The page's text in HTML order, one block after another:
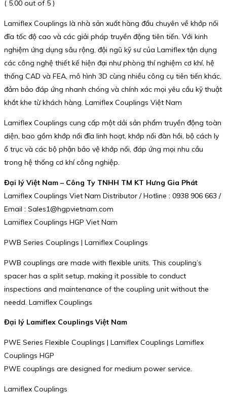
( 5.00 out of 5 )
Lamiflex Couplings là nhà sản xuất hàng đầu chuyên về khớp nối
đĩa tốc độ cao và các giải pháp truyền động tiên tiến. Với kinh
nghiệm ứng dụng sâu rộng, đội ngũ kỹ sư của Lamiflex tận dụng
các công nghệ thiết kế hiện đại như phòng thí nghiệm cơ khí, hệ
thống CAD và FEA, mô hình 3D cùng nhiều công cụ tiên tiến khác,
đảm bảo đáp ứng nhanh chóng và chính xác mọi yêu cầu kỹ thuật
khắt khe từ khách hàng. Lamiflex Couplings Việt Nam
Lamiflex Couplings cung cấp một dải sản phẩm truyền động toàn
diện, bao gồm khớp nối đĩa linh hoạt, khớp nối đàn hồi, bộ cách ly
ổ trục và các bộ phận bảo vệ khớp nối, đáp ứng mọi nhu cầu
trong hệ thống cơ khí công nghiệp.
Đại lý Việt Nam – Công Ty TNHH TM KT Hưng Gia Phát
Lamiflex Couplings Viet Nam Distributor / Hotline : 0938 906 663 /
Email : Sales1@hgpvietnam.com
Lamiflex Couplings HGP Viet Nam
PWB Series Couplings | Lamiflex Couplings
PWB couplings are made with flexible units. This coupling’s
spacer has a split setup, making it possible to conduct
inspections and maintenance of the coupling unit without the
needd. Lamiflex Couplings
Đại lý Lamiflex Couplings Việt Nam
PWE Series Flexible Couplings | Lamiflex Couplings Lamiflex
Couplings HGP
PWE couplings are designed for medium power service.
Lamiflex Couplings